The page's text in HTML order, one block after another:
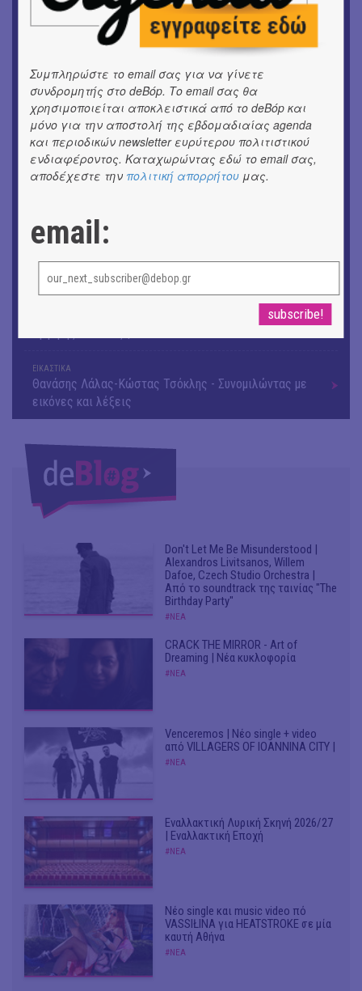
ΜΟΥΣΙΚΗ
Το 6ο Kournos Music Festival στη Λήμνο
ΚΙΝ/ΦΟΣ
Κινηματογράφος με ελεύθερη είσοδο στη Δημοτική
Αγορά Κυψέλης
ΘΕΑΤΡΟ / ΧΟΡΟΣ
«ΑΗ ΛΑΟΣ» | Ένα σκηνικό ρέκβιεμ για την ήττα ενός
λαού
Ομαδική έκθεση | Προσωρινά για Πάντα
Έκθεση φωτογραφίας: Ανδρίων έργα και ημέρες
ΕΙΚΑΣΤΙΚΑ
Θανάσης Λάλας-Κώστας Τσόκλης - Συνομιλώντας με
εικόνες και λέξεις
Don't Let Me Be Misunderstood |
Alexandros Livitsanos, Willem
Dafoe, Czech Studio Orchestra |
Από το soundtrack της ταινίας "The
Birthday Party"
#ΝΕΑ
CRACK THE MIRROR - Art of
Dreaming | Νέα κυκλοφορία
#ΝΕΑ
Venceremos | Νέο single + video
από VILLAGERS OF IOANNINA CITY |
#ΝΕΑ
Εναλλακτική Λυρική Σκηνή 2026/27
| Εναλλακτική Εποχή
#ΝΕΑ
Νέο single και music video πό
VASSIŁINA για HEATSTROKE σε μία
καυτή Αθήνα
#ΝΕΑ
Συμπληρώστε το email σας για να γίνετε
συνδρομητής στο deBόp. Το email σας θα
χρησιμοποιείται αποκλειστικά από το deBόp και
μόνο για την αποστολή της εβδομαδιαίας agenda
και περιοδικών newsletter ευρύτερου πολιτιστικού
ενδιαφέροντος. Καταχωρώντας εδώ το email σας,
αποδέχεστε την πολιτική απορρήτου μας.
email: